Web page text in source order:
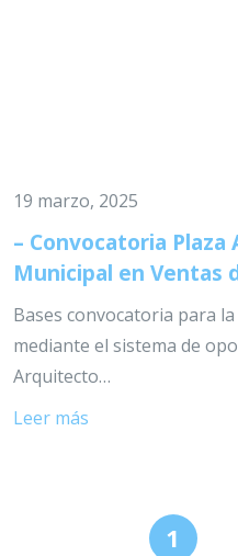
19 marzo, 2025
– Convocatoria
Municipal en Ventas
Bases convocatoria para
mediante el sistema de
Arquitecto…
Leer más
1